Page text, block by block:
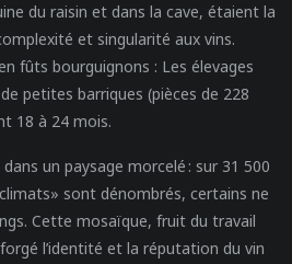
du raisin et dans la cave, étaient la
et singularité aux vins.
fûts bourguignons : Les élevages
petites barriques (pièces de 228
18 à 24 mois.
un paysage morcelé : sur 31 500
sont dénombrés, certains ne
Cette mosaïque, fruit du travail
l’identité et la réputation du vin